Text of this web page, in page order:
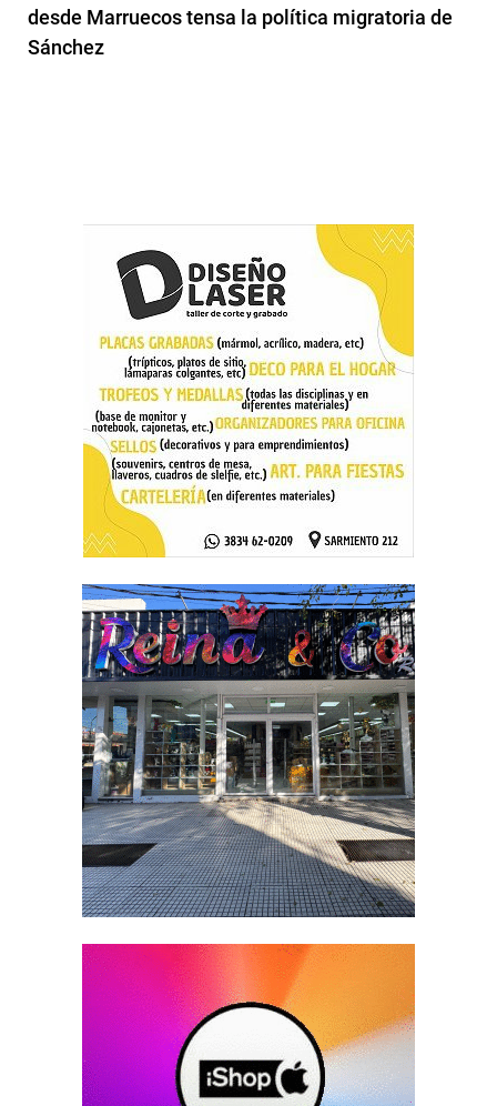
desde Marruecos tensa la política migratoria de
Sánchez